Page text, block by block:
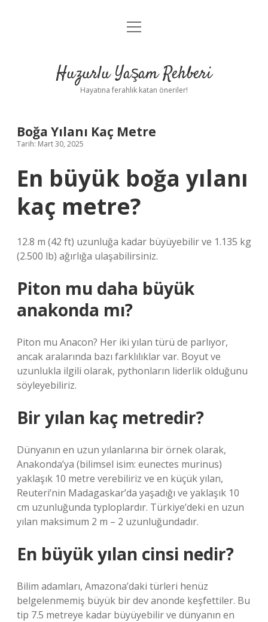
Anasayfa
Yasal Uyarı
menüyü
Huzurlu Yaşam Rehberi
Hayatına ferahlık katan öneriler!
Boğa Yılanı Kaç Metre
Tarih: Mart 30, 2025
En büyük boğa yılanı
kaç metre?
12.8 m (42 ft) uzunluğa kadar büyüyebilir ve 1.135 kg
(2.500 lb) ağırlığa ulaşabilirsiniz.
Piton mu daha büyük
anakonda mı?
Piton mu Anacon? Her iki yılan türü de parlıyor,
ancak aralarında bazı farklılıklar var. Boyut ve
uzunlukla ilgili olarak, pythonların liderlik olduğunu
söyleyebiliriz.
Bir yılan kaç metredir?
Dünyanın en uzun yılanlarına bir örnek olarak,
Anakonda’ya (bilimsel isim: eunectes murinus)
yaklaşık 10 metre verebiliriz ve en küçük yılan,
Reuteri’nin Madagaskar’da yaşadığı ve yaklaşık 10
cm uzunluğunda typloplardır. Türkiye’deki en uzun
yılan maksimum 2 m – 2 uzunluğundadır.
En büyük yılan cinsi nedir?
Bilim adamları, Amazona’daki türleri henüz
belgelenmemiş büyük bir dev anonde keşfettiler. Bu
tip 7.5 metreye kadar büyüyebilir ve dünyanın en